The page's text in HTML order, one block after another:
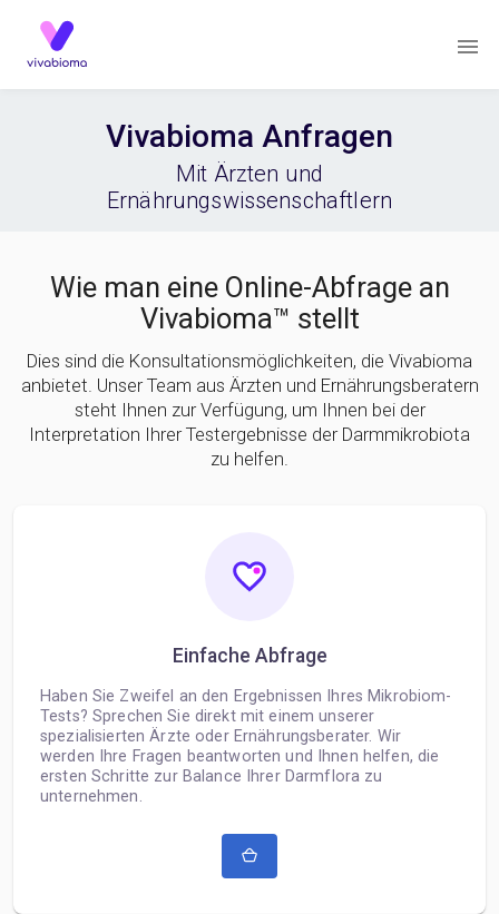
Vivabioma Anfragen
Mit Ärzten und
Ernährungswissenschaftlern
Wie man eine Online-Abfrage an
Vivabioma™ stellt
Dies sind die Konsultationsmöglichkeiten, die Vivabioma
anbietet. Unser Team aus Ärzten und Ernährungsberatern
steht Ihnen zur Verfügung, um Ihnen bei der
Interpretation Ihrer Testergebnisse der Darmmikrobiota
zu helfen.
Einfache Abfrage
Haben Sie Zweifel an den Ergebnissen Ihres Mikrobiom-
Tests? Sprechen Sie direkt mit einem unserer
spezialisierten Ärzte oder Ernährungsberater. Wir
werden Ihre Fragen beantworten und Ihnen helfen, die
ersten Schritte zur Balance Ihrer Darmflora zu
unternehmen.